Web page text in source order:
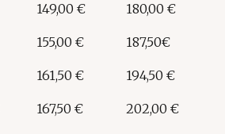
149,00 € 180,00 €
155,00 € 187,50€
161,50 € 194,50 €
167,50 € 202,00 €